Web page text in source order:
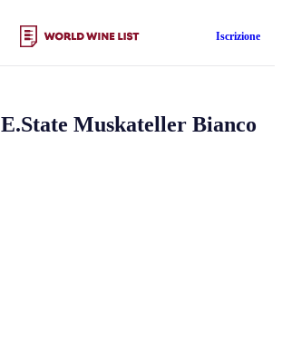
Iscrizione
E.State Muskateller Bianco